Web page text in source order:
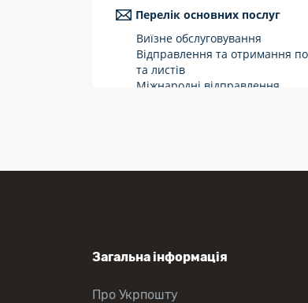
Перелік основних послуг
Виїзне обслуговування
Відправлення та отримання
та листів
Міжнародні відправлення
Загальна інформація
Про Укрпошту